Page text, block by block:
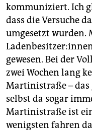
kommuniziert. Ich
dass die Versuche
umgesetzt wurden.
gewesen. Bei der
zwei Wochen lang
Martinistraße – das
selbst da sogar
Martinistraße ist
wenigsten fahren